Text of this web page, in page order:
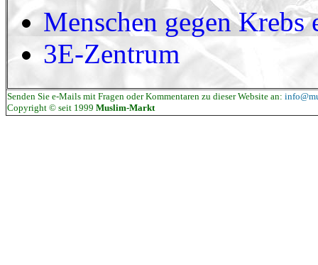
Menschen gegen Krebs
3E-Zentrum
Senden Sie e-Mails mit Fragen oder Kommentaren zu dieser Website an:
Copyright © seit 1999 Muslim-Markt